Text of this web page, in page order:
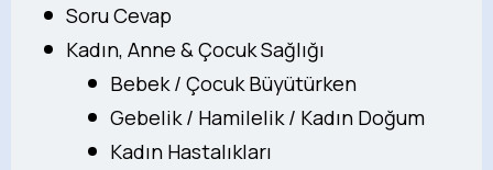
Soru Cevap
Kadın, Anne & Çocuk Sağlığı
Bebek / Çocuk Büyütürken
Gebelik / Hamilelik / Kadın Doğum
Kadın Hastalıkları